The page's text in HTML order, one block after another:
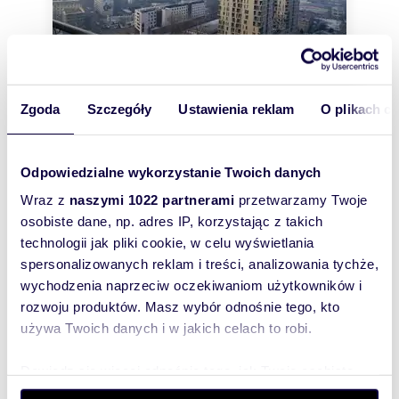
Zgoda Szczegóły Ustawienia reklam O plikach
Odpowiedzialne wykorzystanie Twoich danych
Wraz z naszymi 1022 partnerami przetwarzamy Twoje
osobiste dane, np. adres IP, korzystając z takich
technologii jak pliki cookie, w celu wyświetlania
spersonalizowanych reklam i treści, analizowania tychże,
wychodzenia naprzeciw oczekiwaniom użytkowników i
rozwoju produktów. Masz wybór odnośnie tego, kto
używa Twoich danych i w jakich celach to robi.
dane są przetwarzane oraz ustaw własne preferencje w
40m 2 48zł/m
centrum Katowic - nowoczesne
wyposażenie
1 900 zł /mc + czynsz: 900 zł
mieszkanie Katowice, Centrum, Sokolska
Na wynajem nieruchomość znajdujące sie w
centrum Katowicach przy ul. Sokolskiej 33
Mieszkanie znajduję sie na 18 piętrze w wysok...